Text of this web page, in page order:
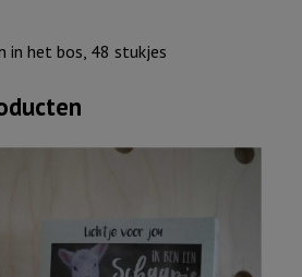
in het bos, 48 stukjes